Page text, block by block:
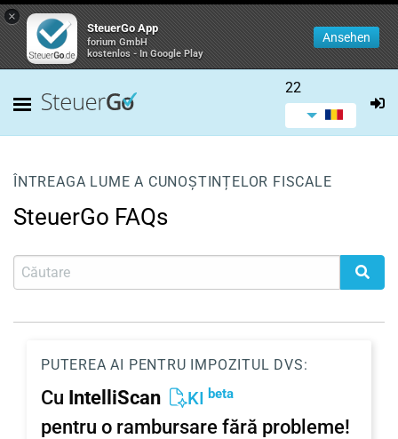
×
SteuerGo App
forium GmbH
kostenlos - In Google Play
Ansehen
22
ÎNTREAGA LUME A CUNOȘTINȚELOR FISCALE
SteuerGo FAQs
PUTEREA AI PENTRU IMPOZITUL DVS:
Cu IntelliScan KI beta
pentru o rambursare fără probleme!